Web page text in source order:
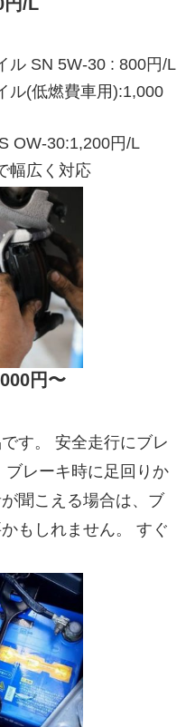
円/L
ル SN 5W-30 : 800円/L
ル(低燃費車用):1,000
OW-30:1,200円/L
幅広く対応
円〜
す。 安全走行にブレ
レーキ時に足回りか
聞こえる場合は、ブ
もしれません。 すぐ